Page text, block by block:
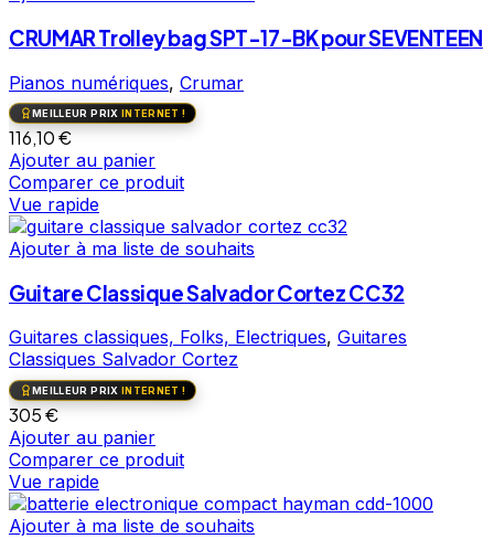
CRUMAR Trolley bag SPT-17-BK pour SEVENTEEN
Pianos numériques, Crumar
MEILLEUR PRIX INTERNET !
116,10€
Ajouter au panier
Comparer ce produit
Vue rapide
Ajouter à ma liste de souhaits
Guitare Classique Salvador Cortez CC32
Guitares classiques, Folks, Electriques, Guitares
Classiques Salvador Cortez
MEILLEUR PRIX INTERNET !
305€
Ajouter au panier
Comparer ce produit
Vue rapide
Ajouter à ma liste de souhaits